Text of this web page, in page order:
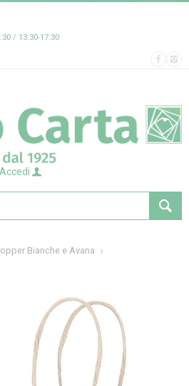
/ 13:30-17:30
Accedi
Bianche e Avana